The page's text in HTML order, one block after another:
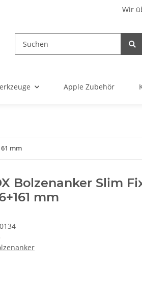
Wir
Apple Zubehör
mm
Bolzenanker Slim
mm